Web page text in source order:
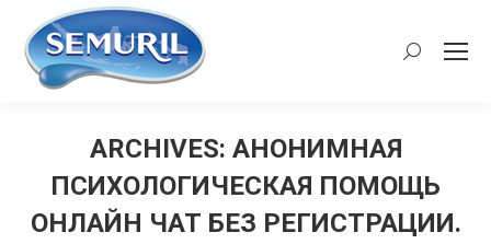
Search:
ARCHIVES: АНОНИМНАЯ
ПСИХОЛОГИЧЕСКАЯ ПОМОЩЬ
ОНЛАЙН ЧАТ БЕЗ РЕГИСТРАЦИИ.